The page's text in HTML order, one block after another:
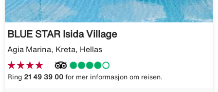
BLUE STAR Isida Village
Agia Marina, Kreta, Hellas
Ring 21 49 39 00 for mer informasjon om reisen.